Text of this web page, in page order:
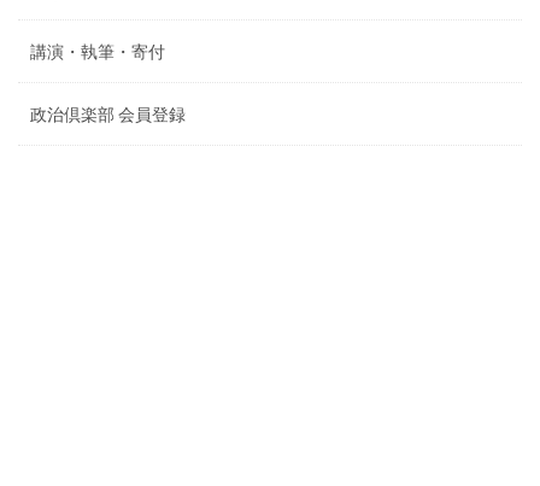
講演・執筆・寄付
政治倶楽部 会員登録